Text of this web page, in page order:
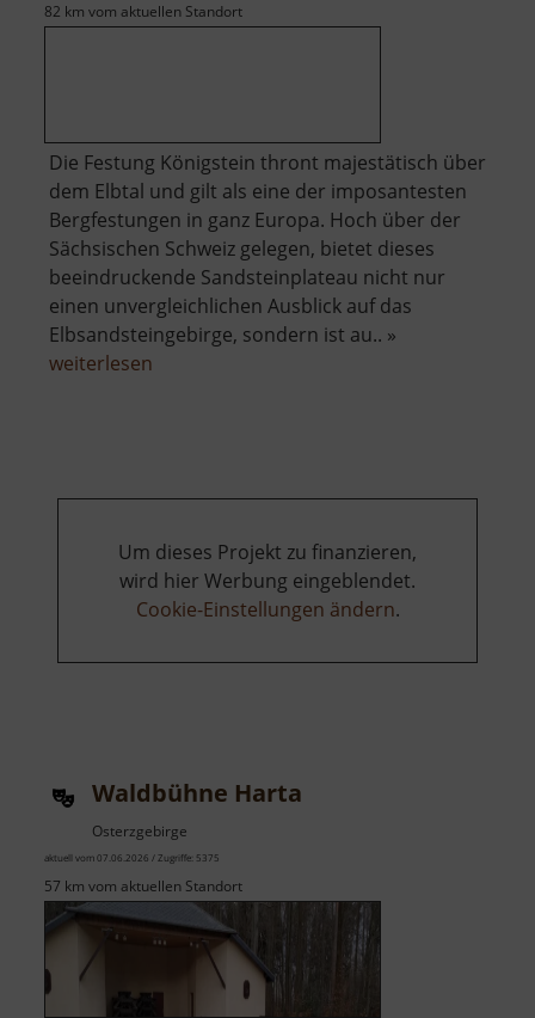
82 km vom aktuellen Standort
Die Festung Königstein thront majestätisch über
dem Elbtal und gilt als eine der imposantesten
Bergfestungen in ganz Europa. Hoch über der
Sächsischen Schweiz gelegen, bietet dieses
beeindruckende Sandsteinplateau nicht nur
einen unvergleichlichen Ausblick auf das
Elbsandsteingebirge, sondern ist au.. »
weiterlesen
Um dieses Projekt zu finanzieren,
wird hier Werbung eingeblendet.
Cookie-Einstellungen ändern.
Waldbühne Harta
Osterzgebirge
aktuell vom 07.06.2026 / Zugriffe: 5375
57 km vom aktuellen Standort